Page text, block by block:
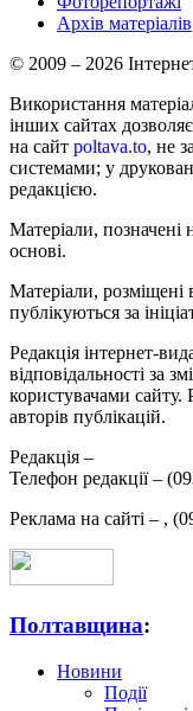
Архів матеріалів
© 2009 – 2026
Використання
інших сайтах
на сайт poltava.to, не
системами; у
редакцією.
Матеріали, позначені
основі.
Матеріали, розміщені
публікуються за
Редакція інтернет-
відповідальності за
користувачами сайту.
авторів публікацій.
Редакція –
Телефон редакції –
Реклама на сайті – ,
Полтавщина:
Новини
Події